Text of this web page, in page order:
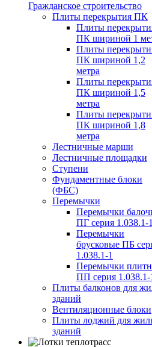
Гражданское строительство
Плиты перекрытия ПК
Плиты
ПК шириной 1
Плиты
ПК шириной 1,2
метра
Плиты
ПК шириной 1,5
метра
Плиты
ПК шириной 1,8
метра
Лестничные марши
Лестничные площадки
Ступени
Фундаментные блоки
(ФБС)
Перемычки
Перемычки
ПГ серия 1.038.1-
Перемычки
брусковые ПБ
1.038.1-1
Перемычки
ПП серия 1.038.1-
Плиты балконов для
зданий
Вентиляционные блоки
Плиты лоджий для
зданий